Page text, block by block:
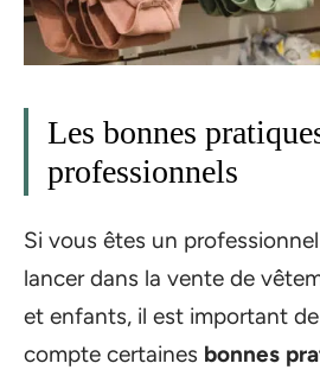
Les bonnes
professionnels
Si vous êtes un
lancer dans la vente de
et enfants, il est important
compte certaines bonnes